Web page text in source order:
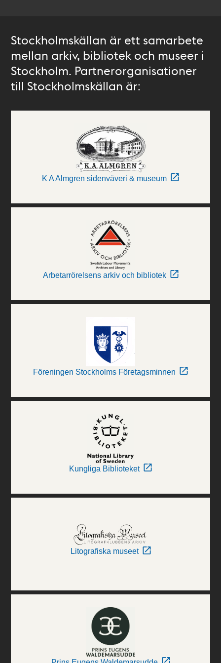
Stockholmskällan är ett samarbete
mellan arkiv, bibliotek och museer i
Stockholm. Partnerorganisationer
till Stockholmskällan är:
K A Almgren sidenväveri & museum
Arbetarrörelsens arkiv och bibliotek
Föreningen Stockholms Företagsminnen
Kungliga Biblioteket
Litografiska museet